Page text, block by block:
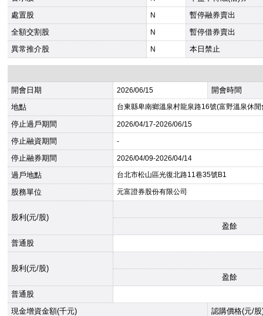
處置股
N
暫停融券賣出
全額交割股
N
暫停借券賣出
異常推介股
N 本日禁止
開會日期 2026/06/15
開會時間
地點
台東縣卑南鄉溫泉村龍泉路16號(富野溫泉休閒
停止過戶期間 2026/04/17-2026/06/15
停止融資期間 -
停止融券期間 2026/04/09-2026/04/14
過戶地點 台北市松山區光復北路11巷35號B1
股務單位 元富證券股份有限公司
股利(元/股)
盈餘
普通股
股利(元/股)
盈餘
普通股
現金增資金額(千元)
認購價格(元/股